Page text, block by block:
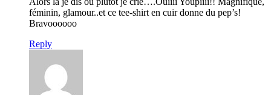
féminin, glamour..et ce tee-shirt en cuir donne du pep’s!
Bravoooooo
Reply